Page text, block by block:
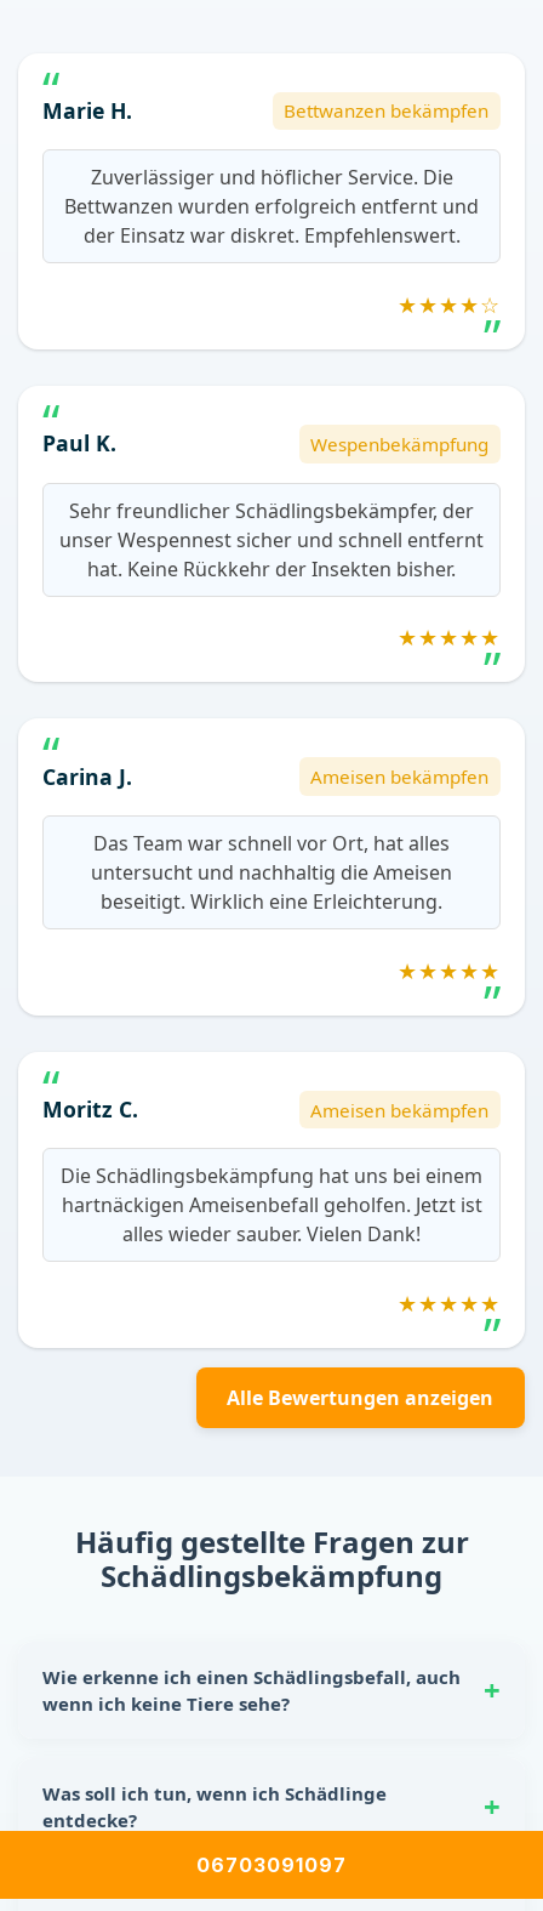
Marie H. Bettwanzen bekämpfen
Zuverlässiger und höflicher Service. Die
Bettwanzen wurden erfolgreich entfernt und
der Einsatz war diskret. Empfehlenswert.
★★★★☆
Paul K. Wespenbekämpfung
Sehr freundlicher Schädlingsbekämpfer, der
unser Wespennest sicher und schnell entfernt
hat. Keine Rückkehr der Insekten bisher.
★★★★★
Carina J. Ameisen bekämpfen
Das Team war schnell vor Ort, hat alles
untersucht und nachhaltig die Ameisen
beseitigt. Wirklich eine Erleichterung.
★★★★★
Moritz C. Ameisen bekämpfen
Die Schädlingsbekämpfung hat uns bei einem
hartnäckigen Ameisenbefall geholfen. Jetzt ist
alles wieder sauber. Vielen Dank!
★★★★★
Alle Bewertungen anzeigen
Häufig gestellte Fragen zur
Schädlingsbekämpfung
Wie erkenne ich einen Schädlingsbefall, auch
wenn ich keine Tiere sehe?
Wänden oder Schränken sowie unangenehme Gerüche.
Auch beschädigte Lebensmittelverpackungen sind ein
Hinweis auf einen möglichen Befall.
Was soll ich tun, wenn ich Schädlinge
entdecke?
Reagiere sofort! Lebensmittel sicher verstauen, Ritzen
und Spalten abdichten und für Sauberkeit sorgen. Für
06703091097